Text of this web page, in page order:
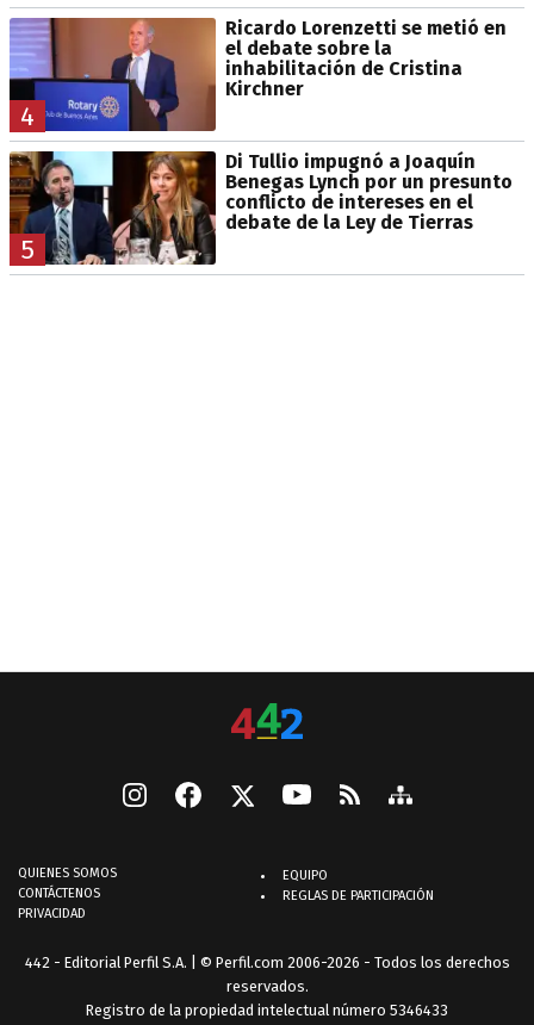
4
Ricardo Lorenzetti se metió en
el debate sobre la
inhabilitación de Cristina
Kirchner
5
Di Tullio impugnó a Joaquín
Benegas Lynch por un presunto
conflicto de intereses en el
debate de la Ley de Tierras
QUIENES SOMOS
CONTÁCTENOS
PRIVACIDAD
EQUIPO
REGLAS DE PARTICIPACIÓN
442 - Editorial Perfil S.A. | © Perfil.com 2006-2026 - Todos los derechos
reservados.
Registro de la propiedad intelectual número 5346433